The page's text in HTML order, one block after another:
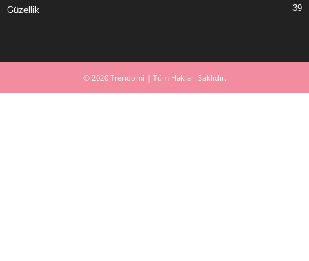
Güzellik 39
© 2020 Trendomi | Tüm Hakları Saklıdır.